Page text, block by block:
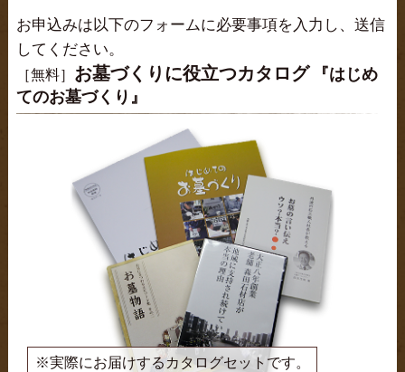
［無料］ お墓づくりに役立つカタログ 『はじめ
てのお墓づくり』
※実際にお届けするカタログセットです。
お申込みは以下のフォームに必要事項を入力し、送信
してください。